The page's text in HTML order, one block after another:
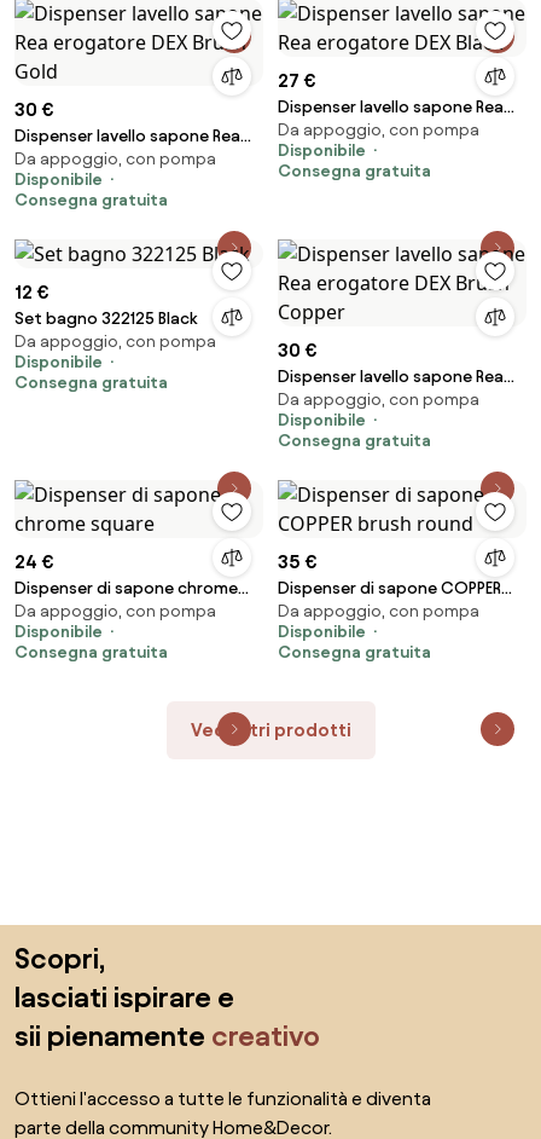
30 €
Dispenser lavello sapone Rea
erogatore DEX Brush Gold
Da appoggio, con pompa
Disponibile
Consegna gratuita
27 €
Dispenser lavello sapone Rea
erogatore DEX Black
Da appoggio, con pompa
Disponibile
Consegna gratuita
12 €
Set bagno 322125 Black
Da appoggio, con pompa
Disponibile
Consegna gratuita
30 €
Dispenser lavello sapone Rea
erogatore DEX Brush Copper
Da appoggio, con pompa
Disponibile
Consegna gratuita
24 €
Dispenser di sapone chrome
square
Da appoggio, con pompa
Disponibile
Consegna gratuita
35 €
Dispenser di sapone COPPER
brush round
Da appoggio, con pompa
Disponibile
Consegna gratuita
Vedi altri prodotti
Scopri,
lasciati ispirare e
sii pienamente creativo
Ottieni l'accesso a tutte le funzionalità e diventa
parte della community Home&Decor.